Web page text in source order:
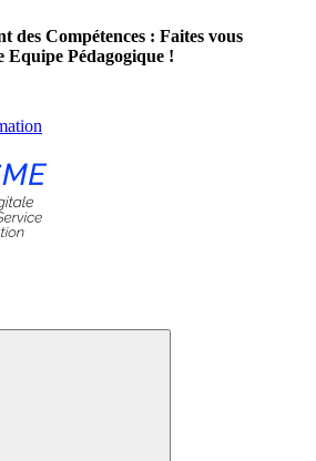
des Compétences : Faites vous
Equipe Pédagogique !